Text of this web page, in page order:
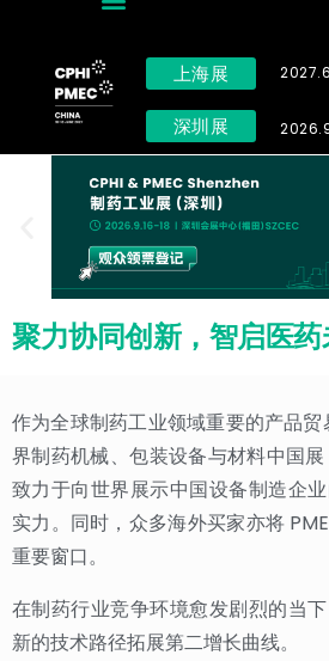
上海展
深圳展
聚力协同创新，智启医
作为全球制药工业领域重要的产品
界制药机械、包装设备与材料中国
致力于向世界展示中国设备制造企
实力。同时，众多海外买家亦将
重要窗口。
在制药行业竞争环境愈发剧烈的当
新的技术路径拓展第二增长曲线。